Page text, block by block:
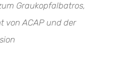
Graukopfalbatros,
von ACAP und der